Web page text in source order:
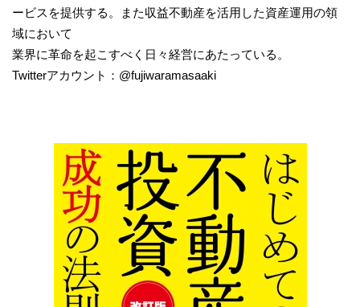
ービスを提供する。また収益不動産を活用した資産運用の領
域において
業界に革命を起こすべく日々経営にあたっている。
Twitterアカウント：@fujiwaramasaaki